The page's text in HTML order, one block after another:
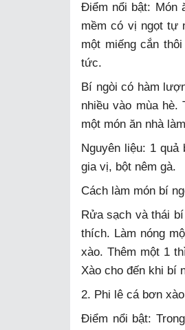
Điểm nổi bật: Món
mềm có vị ngọt tự
một miếng cắn
tức.
Bí ngòi có hàm
nhiều vào mùa
một món ăn nhà
Nguyên liệu: 1
gia vị, bột nêm gà.
Cách làm món bí
Rửa sạch và thái
thích. Làm nóng
xào. Thêm một 1
Xào cho đến khi bí
2. Phi lê cá bơn
Điểm nổi bật: